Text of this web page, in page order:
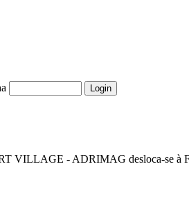
- ADRIMAG desloca-se à